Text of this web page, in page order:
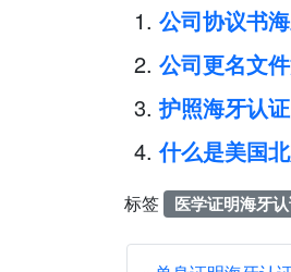
公司协议书
公司更名文
护照海牙认
什么是美国
标签 医学证明海牙